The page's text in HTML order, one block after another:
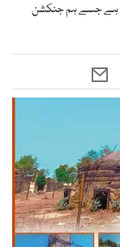
ہے جسے ہم جنکشن